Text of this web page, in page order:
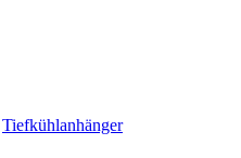
Tiefkühlanhänger